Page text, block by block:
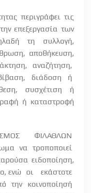
περιγράφει τις
επεξεργασία των
τη συλλογή,
αποθήκευση,
αναζήτηση,
διάδοση
ή
συσχέτιση ή
ή καταστροφή
ΦΙΛΑΘΛΩΝ
να τροποποιεί
ειδοποίηση,
ενώ οι
εκάστοτε
την
κοινοποίησή